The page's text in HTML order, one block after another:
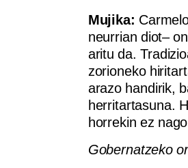
Mujika:
neurrian diot–
aritu da.
zorioneko
arazo handirik,
herritartasuna.
horrekin ez
Gobernatzeko